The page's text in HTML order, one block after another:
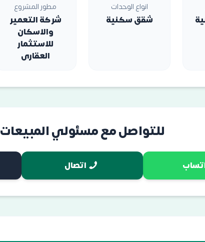
انواع الوحدات
شقق سكنية
مطور المشروع
شركة التعمير
والاسكان
للاستثمار
العقارى
للتواصل مع مسئولي المبيعات
اتصال